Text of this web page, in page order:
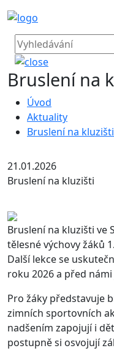
Bruslení na
Úvod
Aktuality
Bruslení na
21.01.2026
Bruslení na kluzišti
Bruslení na kluzišti ve
tělesné výchovy žáků
Další lekce se
roku 2026 a před
Pro žáky představuje
zimních sportovních
nadšením zapojují i
postupně si osvojují